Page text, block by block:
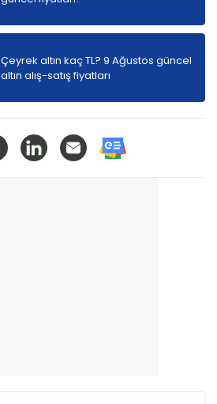
Çeyrek altın kaç TL? 9 Ağustos güncel
altın alış-satış fiyatları